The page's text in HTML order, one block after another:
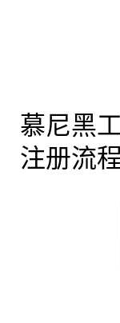
慕尼黑
注册流